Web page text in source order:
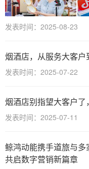
发表时间：2025-08-23
烟酒店，从服务大客户
发表时间：2025-07-22
烟酒店别指望大客户
发表时间：2025-07-11
鲸鸿动能携手道旅与多
共启数字营销新篇章